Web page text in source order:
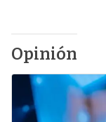
Opinión